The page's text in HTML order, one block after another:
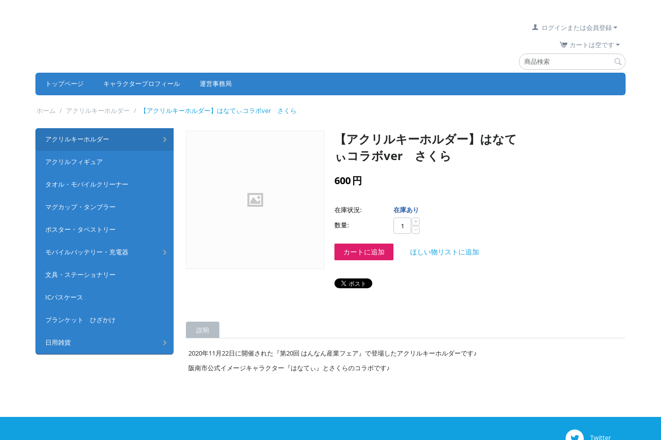
ログインまたは会員登録
カートは空です
トップページ キャラクタープロフィール 運営事務局
ホーム / アクリルキーホルダー / 【アクリルキーホルダー】はなてぃコラボver さくら
アクリルキーホルダー
アクリルフィギュア
タオル・モバイルクリーナー
マグカップ・タンブラー
ポスター・タペストリー
モバイルバッテリー・充電器
文具・ステーショナリー
ICパスケース
ブランケット ひざかけ
日用雑貨
【アクリルキーホルダー】はなて
ぃコラボver さくら
600円
在庫状況:
在庫あり
数量:
+
−
カートに追加 ほしい物リストに追加
説明
2020年11月22日に開催された『第20回 はんなん産業フェア』で登場したアクリルキーホルダーです♪
阪南市公式イメージキャラクター『はなてぃ』とさくらのコラボです♪
Twitter